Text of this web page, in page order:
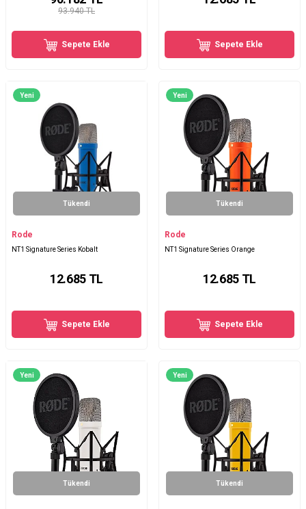
93.940 TL
Sepete Ekle Sepete Ekle
Yeni
Tükendi
Rode
NT1 Signature Series Kobalt
12.685TL
Sepete Ekle
Yeni
Tükendi
Rode
NT1 Signature Series Orange
12.685TL
Sepete Ekle
Yeni
Tükendi
Yeni
Tükendi